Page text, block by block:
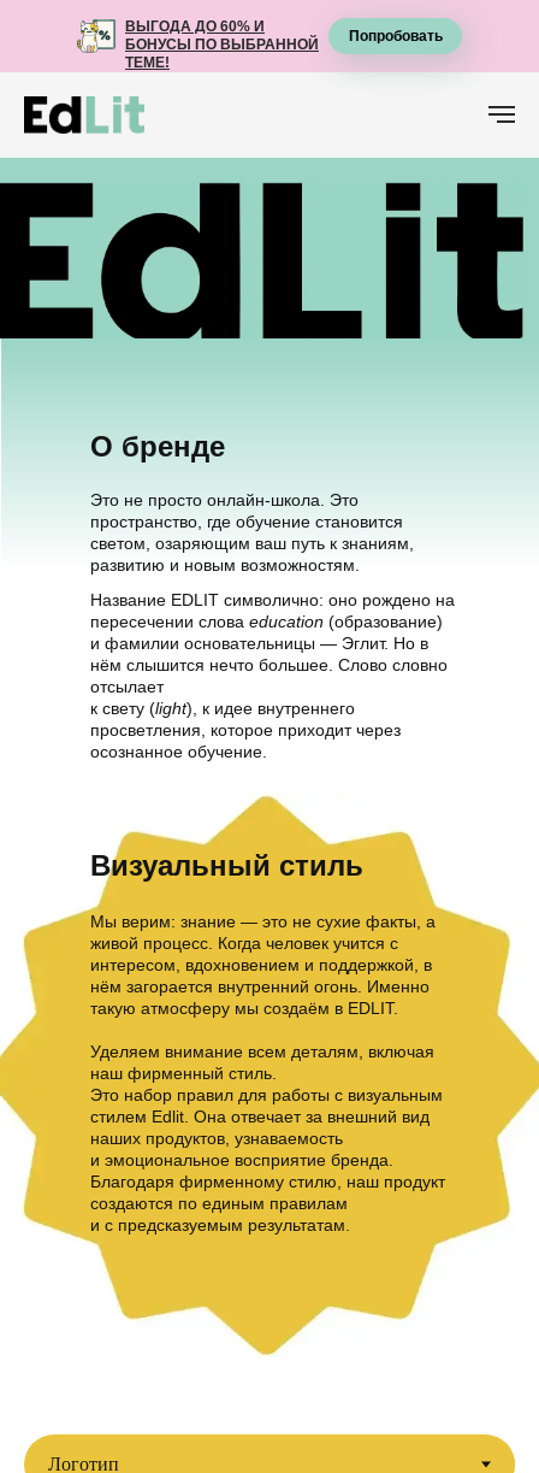
ВЫГОДА ДО 60% И
БОНУСЫ ПО ВЫБРАННОЙ
ТЕМЕ!
Попробовать
ВЫГОДА ДО 60% И
БОНУСЫ ПО ВЫБРАННОЙ
ТЕМЕ!
Попробовать
Название EDLIT символично: оно рождено на
пересечении слова education (образование)
и фамилии основательницы — Эглит. Но в
нём слышится нечто большее. Слово словно
отсылает
к свету (light), к идее внутреннего
просветления, которое приходит через
осознанное обучение.
Мы верим: знание — это не сухие факты, а
живой процесс. Когда человек учится с
интересом, вдохновением и поддержкой, в
нём загорается внутренний огонь. Именно
такую атмосферу мы создаём в EDLIT.
Уделяем внимание всем деталям, включая
наш фирменный стиль.
Это набор правил для работы с визуальным
стилем Edlit. Она отвечает за внешний вид
наших продуктов, узнаваемость
и эмоциональное восприятие бренда.
Благодаря фирменному стилю, наш продукт
создаются по единым правилам
и с предсказуемым результатам.
Визуальный стиль
О бренде
Это не просто онлайн-школа. Это
пространство, где обучение становится
светом, озаряющим ваш путь к знаниям,
развитию и новым возможностям.